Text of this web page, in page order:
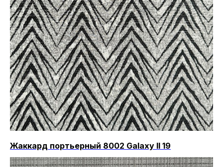
Жаккард портьерный 8002 Galaxy II 19